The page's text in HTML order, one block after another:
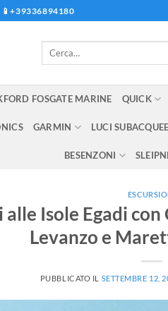
Cerca:
FOSGATE MARINE QUICK
GARMIN LUCI SUBACQUEE
BESENZONI
alle Isole Egadi
Levanzo e
PUBBLICATO IL SETTEMBRE 12,